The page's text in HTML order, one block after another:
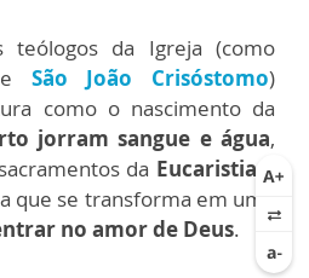
teólogos da Igreja (como
São João Crisóstomo)
como o nascimento da
jorram sangue e água,
da Eucaristia e
que se transforma em uma
no amor de Deus.